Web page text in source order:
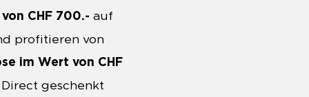
CHF 700.- auf
profitieren von
im Wert von CHF
geschenkt